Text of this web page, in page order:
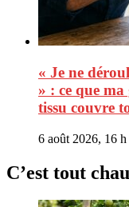
« Je ne
» : ce que
tissu couvre
6 août 2026, 16
C’est tout